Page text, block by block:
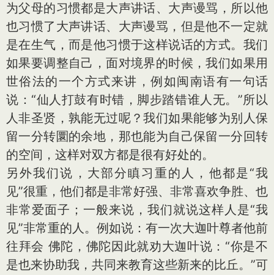
为父母的习惯都是大声讲话、大声谩骂，所以他
也习惯了大声讲话、大声谩骂，但是他不一定就
是在生气，而是他习惯于这样说话的方式。我们
如果要调整自己，面对境界的时候，我们如果用
世俗法的一个方式来讲，例如闽南语有一句话
说：“仙人打鼓有时错，脚步踏错谁人无。”所以
人非圣贤，孰能无过呢？我们如果能够为别人保
留一分转圜的余地，那也能为自己保留一分回转
的空间，这样对双方都是很有好处的。
另外我们说，大部分瞋习重的人，他都是“我
见”很重，他们都是非常好强、非常喜欢争胜、也
非常爱面子；一般来说，我们就说这样人是“我
见”非常重的人。例如说：有一次大迦叶尊者他前
往拜会 佛陀，佛陀因此就劝大迦叶说：“你是不
是也来协助我，共同来教育这些新来的比丘。”可